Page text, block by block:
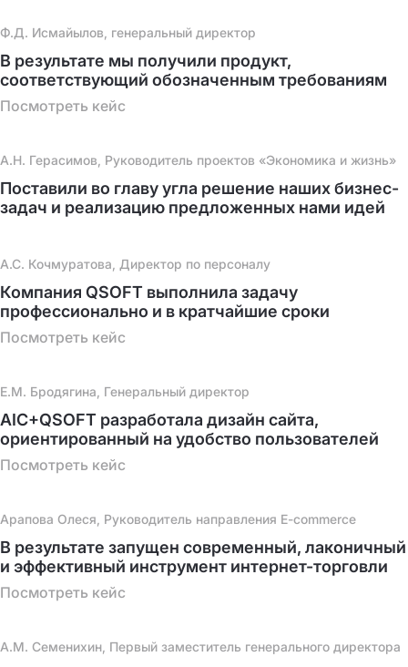
Ф.Д. Исмайылов, генеральный директор
В результате мы получили продукт,
соответствующий обозначенным требованиям
Посмотреть кейс
А.Н. Герасимов, Руководитель проектов «Экономика и жизнь»
Поставили во главу угла решение наших бизнес-
задач и реализацию предложенных нами идей
А.С. Кочмуратова, Директор по персоналу
Компания QSOFT выполнила задачу
профессионально и в кратчайшие сроки
Посмотреть кейс
Е.М. Бродягина, Генеральный директор
AIC+QSOFT разработала дизайн сайта,
ориентированный на удобство пользователей
Посмотреть кейс
Арапова Олеся, Руководитель направления E-commerce
В результате запущен современный, лаконичный
и эффективный инструмент интернет-торговли
Посмотреть кейс
А.М. Семенихин, Первый заместитель генерального директора